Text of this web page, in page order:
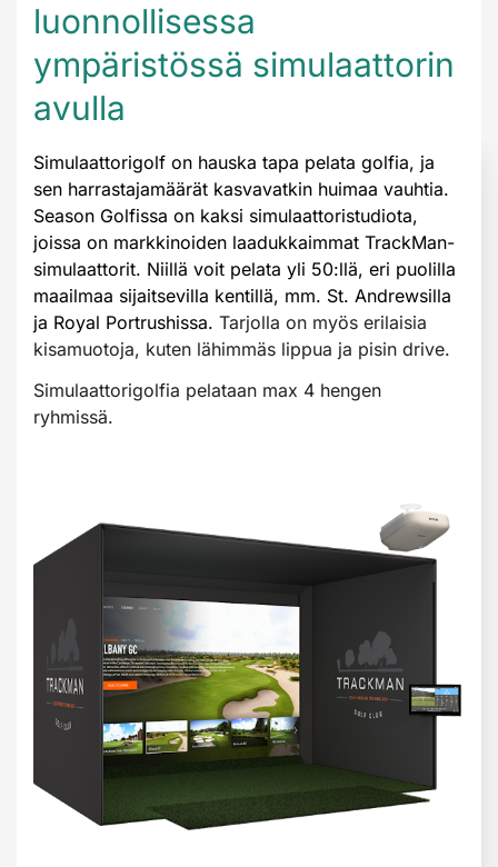
luonnollisessa
ympäristössä simulaattorin
avulla
Simulaattorigolf on hauska tapa pelata golfia, ja
sen harrastajamäärät kasvavatkin huimaa vauhtia.
Season Golfissa on kaksi simulaattoristudiota,
joissa on markkinoiden laadukkaimmat TrackMan-
simulaattorit. Niillä voit pelata yli 50:llä, eri puolilla
maailmaa sijaitsevilla kentillä, mm. St. Andrewsilla
ja Royal Portrushissa. Tarjolla on myös erilaisia
kisamuotoja, kuten lähimmäs lippua ja pisin drive.
Simulaattorigolfia pelataan max 4 hengen
ryhmissä.